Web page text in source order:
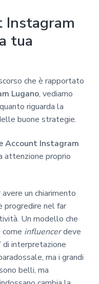
Instagram
tua
che è rapportato
Lugano, vediamo
riguarda la
buone strategie.
Account Instagram
attenzione proprio
un chiarimento
progredire nel far
Un modello che
influencerdeve
di interpretazione
ma i grandi
belli, ma